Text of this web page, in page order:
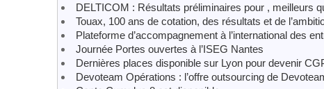
DELTICOM : Résultats préliminaires pour , meilleurs
Touax, 100 ans de cotation, des résultats et de
Plateforme d’accompagnement à l’international des
Journée Portes ouvertes à l’ISEG Nantes
Dernières places disponible sur Lyon pour devenir
Devoteam Opérations : l’offre outsourcing de